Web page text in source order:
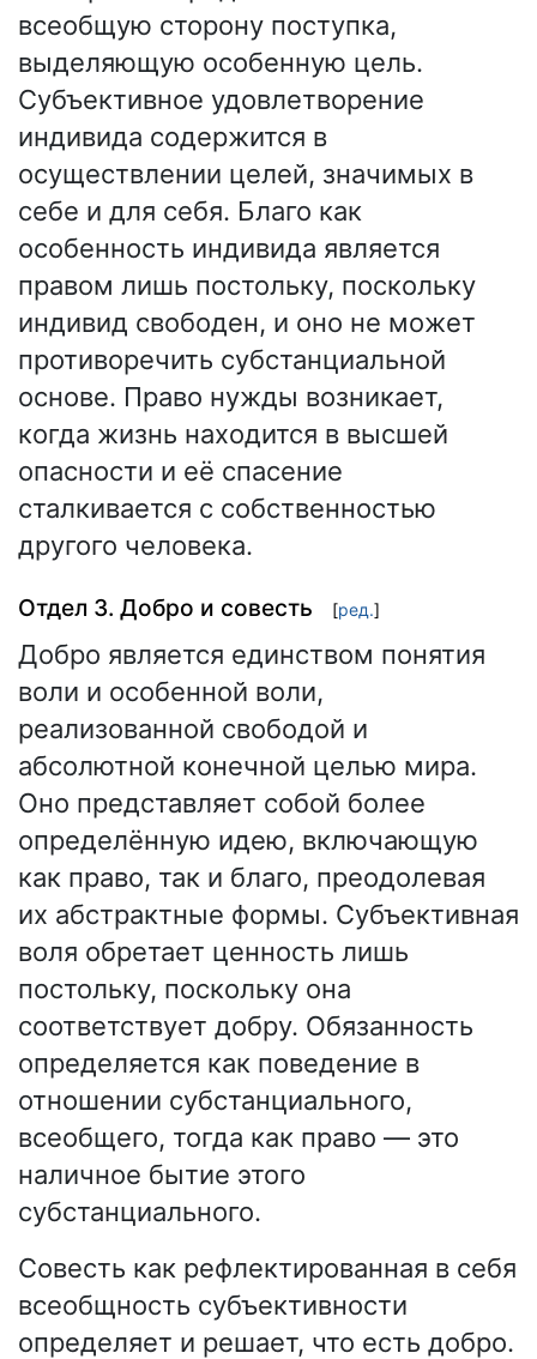
всеобщую сторону поступка,
выделяющую особенную цель.
Субъективное удовлетворение
индивида содержится в
осуществлении целей, значимых в
себе и для себя. Благо как
особенность индивида является
правом лишь постольку, поскольку
индивид свободен, и оно не может
противоречить субстанциальной
основе. Право нужды возникает,
когда жизнь находится в высшей
опасности и её спасение
сталкивается с собственностью
другого человека.
Отдел 3. Добро и совесть [ред.]
Добро является единством понятия
воли и особенной воли,
реализованной свободой и
абсолютной конечной целью мира.
Оно представляет собой более
определённую идею, включающую
как право, так и благо, преодолевая
их абстрактные формы. Субъективная
воля обретает ценность лишь
постольку, поскольку она
соответствует добру. Обязанность
определяется как поведение в
отношении субстанциального,
всеобщего, тогда как право — это
наличное бытие этого
субстанциального.
Совесть как рефлектированная в себя
всеобщность субъективности
определяет и решает, что есть добро.